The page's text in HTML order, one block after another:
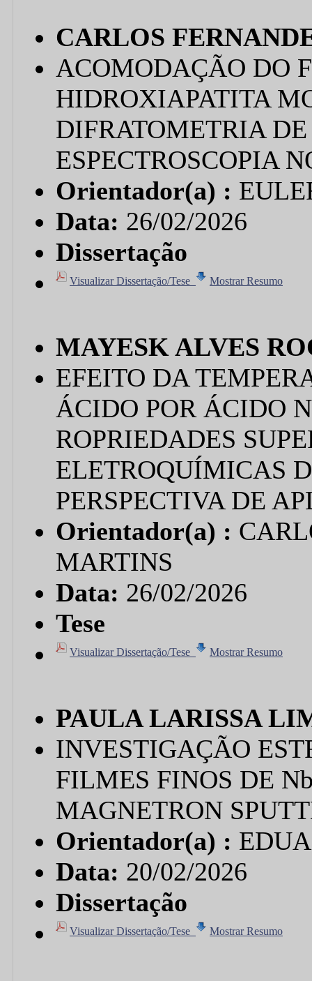
CARLOS
ACOMODAÇÃO DO
HIDROXIAPATITA
DIFRATOMETRIA
ESPECTROSCOPIA
Orientador(a) :
Data: 26/02/2026
Dissertação
Visualizar Dissertação/Tese Mostrar Resumo
MAYESK ALVES
EFEITO DA
ÁCIDO POR ÁCIDO
ROPRIEDADES
ELETROQUÍMICAS
PERSPECTIVA DE
Orientador(a) :
MARTINS
Data: 26/02/2026
Tese
Visualizar Dissertação/Tese Mostrar Resumo
PAULA LARISSA
INVESTIGAÇÃO
FILMES FINOS DE
MAGNETRON
Orientador(a) :
Data: 20/02/2026
Dissertação
Visualizar Dissertação/Tese Mostrar Resumo